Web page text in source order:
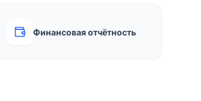
Финансовая отчётность